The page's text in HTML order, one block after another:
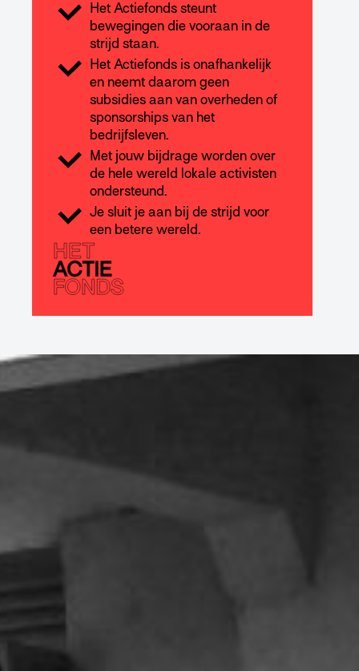
Het Actiefonds steunt
bewegingen die vooraan in de
strijd staan.
Het Actiefonds is onafhankelijk
en neemt daarom geen
subsidies aan van overheden of
sponsorships van het
bedrijfsleven.
Met jouw bijdrage worden over
de hele wereld lokale activisten
ondersteund.
Je sluit je aan bij de strijd voor
een betere wereld.